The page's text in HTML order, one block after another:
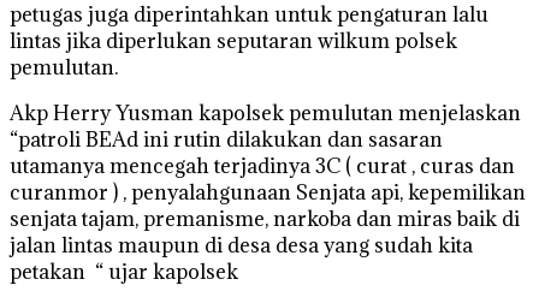
petugas juga diperintahkan untuk pengaturan lalu
lintas jika diperlukan seputaran wilkum polsek
pemulutan.
Akp Herry Yusman kapolsek pemulutan menjelaskan
“patroli BEAd ini rutin dilakukan dan sasaran
utamanya mencegah terjadinya 3C ( curat , curas dan
curanmor ) , penyalahgunaan Senjata api, kepemilikan
senjata tajam, premanisme, narkoba dan miras baik di
jalan lintas maupun di desa desa yang sudah kita
petakan “ ujar kapolsek